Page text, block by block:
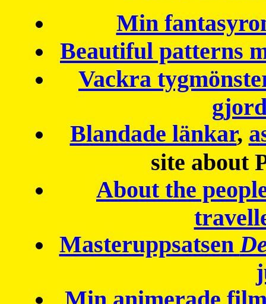
Min
Beautiful patterns
Vackra
Blandade länkar,
site about
About the
Masteruppsatsen